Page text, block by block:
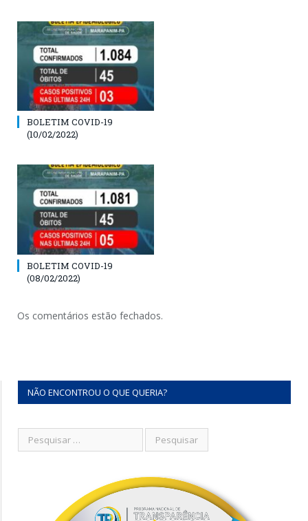
BOLETIM COVID-19
(10/02/2022)
BOLETIM COVID-19
(08/02/2022)
Os comentários estão fechados.
NÃO ENCONTROU O QUE QUERIA?